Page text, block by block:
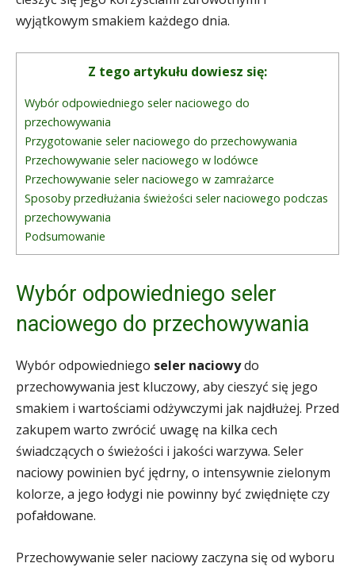
wyjątkowym smakiem każdego dnia.
Z tego artykułu dowiesz się:
Wybór odpowiedniego seler naciowego do
przechowywania
Przygotowanie seler naciowego do przechowywania
Przechowywanie seler naciowego w lodówce
Przechowywanie seler naciowego w zamrażarce
Sposoby przedłużania świeżości seler naciowego podczas
przechowywania
Podsumowanie
Wybór odpowiedniego seler
naciowego do przechowywania
Wybór odpowiedniego seler naciowydo
przechowywania jest kluczowy, aby cieszyć się jego
smakiem i wartościami odżywczymi jak najdłużej. Przed
zakupem warto zwrócić uwagę na kilka cech
świadczących o świeżości i jakości warzywa. Seler
naciowy powinien być jędrny, o intensywnie zielonym
kolorze, a jego łodygi nie powinny być zwiędnięte czy
pofałdowane.
Przechowywanie seler naciowy zaczyna się od wyboru